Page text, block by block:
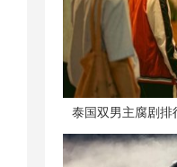
泰国双男主腐剧排